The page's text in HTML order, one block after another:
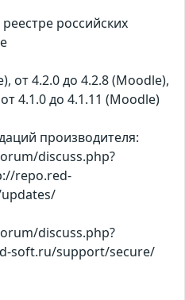
российских
от 4.2.0 до 4.2.8 (Moodle),
4.1.0 до 4.1.11 (Moodle)
производителя:
discuss.php?
repo.red-
discuss.php?
soft.ru/support/secure/